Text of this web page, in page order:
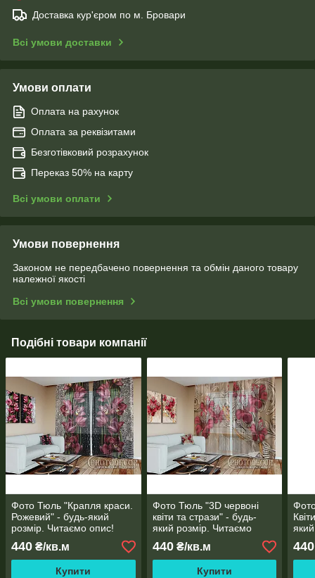
Доставка кур'єром по м. Бровари
Всі умови доставки
Умови оплати
Оплата на рахунок
Оплата за реквізитами
Безготівковий розрахунок
Переказ 50% на карту
Всі умови оплати
Умови повернення
Законом не передбачено повернення та обмін даного товару
належної якості
Всі умови повернення
Подібні товари компанії
Фото Тюль "Крапля краси.
Рожевий" - будь-який
розмір. Читаємо опис!
440 ₴/кв.м
Купити
Фото Тюль "3D червоні
квіти та стрази" - будь-
який розмір. Читаємо
440₴/кв.м
Купити
440